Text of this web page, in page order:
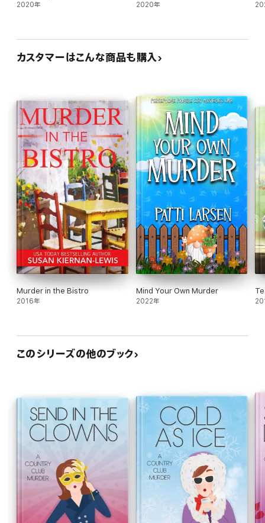
2020年 2020年
カスタマーはこんな商品も購入
Murder in the Bistro
2016年
Mind Your Own Murder
2022年
このシリーズの他のブック